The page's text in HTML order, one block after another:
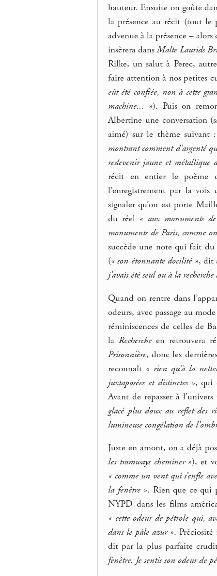
hauteur. Ensuite on goûte
la présence au récit (tout le
advenue à la présence –
insèrera dansMalte Laurids
Rilke, un salut à Perec,
faire attention à nos petites
eût été confiée, non à cette
machine... »). Puis on
Albertine une conversation
aimé) sur le thème suivant
montrant comment d’argenté
redevenir jaune et métallique
récit en entier le poème
l’enregistrement par la
signaler qu’on est porte
du réel « aux monuments
monuments de Paris, comme
succède une note qui fait
(« son étonnante docilité », dit
j’avais été seul ou à la
Quand on rentre dans
odeurs, avec passage au
réminiscences de celles de
la Recherche en retrouvera
Prisonnière, donc les
reconnaît « rien qu’à la
juxtaposées et distinctes », qui
Avant de repasser à
glacé plus doux au reflet des
lumineuse congélation de
Juste en amont, on a déjà
les tramways cheminer »), et
« comme un vent qui s’enfle
la fenêtre ». Rien que ce qui
NYPD dans les films
« cette odeur de pétrole qui,
dans le pâle azur ». Préciosité
dit par la plus parfaite
fenêtre. Je sentis son odeur de